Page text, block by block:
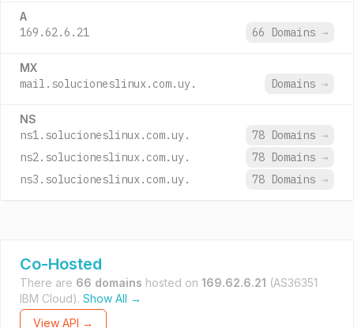
A
169.62.6.21 66 Domains →
MX
mail.solucioneslinux.com.uy. Domains →
NS
ns1.solucioneslinux.com.uy. 78 Domains →
ns2.solucioneslinux.com.uy.
78 Domains →
ns3.solucioneslinux.com.uy.
78 Domains →
Co-Hosted
There are 66 domains hosted on 169.62.6.21 (AS36351
IBM Cloud). Show All →
View API →